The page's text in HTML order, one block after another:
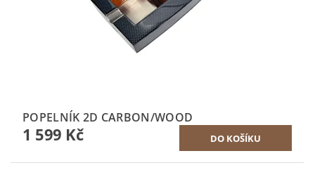
POPELNÍK 2D CARBON/WOOD
1 599 Kč